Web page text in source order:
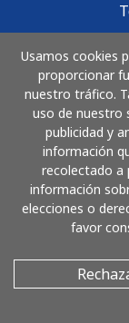
Usamos cookies
proporcionar
nuestro tráfico.
uso de nuestro
publicidad y
información
recolectado a
información
elecciones o
favor
Cómo funciona